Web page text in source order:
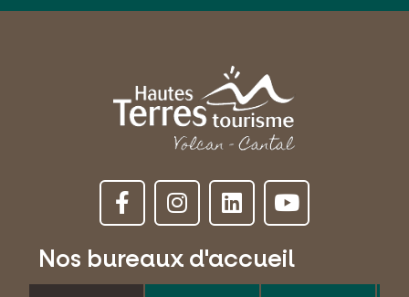
Nos bureaux d'accueil